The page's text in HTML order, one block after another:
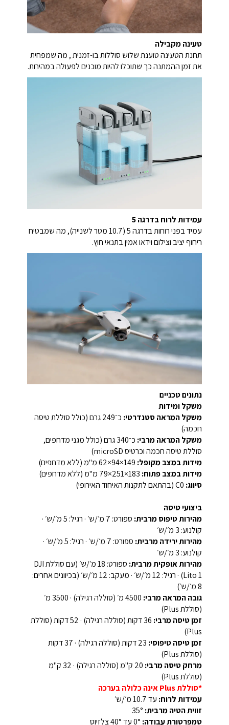
טעינה מקבילה
תחנת הטעינה טוענת שלוש סוללות בו-זמנית , מה שמפחית
את זמן ההמתנה כך שתוכלו להיות מוכנים לפעולה במהירות.
עמידות לרוח בדרגה 5
עמיד בפני רוחות בדרגה 5 (10.7 מטר לשנייה), מה שמבטיח
ריחוף יציב וצילום וידאו אמין בתנאי חוץ.
נתונים טכניים
משקל ומידות
משקל המראה סטנדרטי:
כ־249 גרם (כולל סוללת טיסה
חכמה)
משקל המראה מרבי:
כ־340 גרם (כולל מגני מדחפים,
סוללת טיסה חכמה וכרטיס microSD)
מידות במצב מקופל:
מידות במצב פתוח:
סיווג:
ביצועי טיסה
מהירות טיפוס מרבית:
ספורט: 7 מ׳/ש׳ · רגיל: 5 מ׳/ש׳ ·
קולנוע: 3 מ׳/ש׳
מהירות ירידה מרבית:
ספורט: 7 מ׳/ש׳ · רגיל: 5 מ׳/ש׳ ·
קולנוע: 3 מ׳/ש׳
מהירות אופקית מרבית:
ספורט: ‏18 מ׳/ש׳ (עם סוללת DJI
Lito 1) · רגיל: 12 מ׳/ש׳ · מעקב: 12 מ׳/ש׳ (בכיוונים אחרים:
8 מ׳/ש׳)
גובה המראה מרבי:
‏4500 מ׳ (סוללה רגילה) · ‏3500 מ׳
(סוללת Plus)
זמן טיסה מרבי:
36 דקות (סוללה רגילה) · 52 דקות (סוללת
Plus)
זמן טיסה טיפוסי:
23 דקות (סוללה רגילה) · 37 דקות
(סוללת Plus)
מרחק טיסה מרבי:
20 ק"מ (סוללה רגילה) · 32 ק"מ
(סוללת Plus)
*סוללת Plus אינה כלולה בערכה
עמידות לרוח: עד 10.7 מ׳/ש׳
זווית הטיה מרבית:
טמפרטורת עבודה: